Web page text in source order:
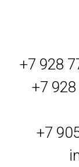
+7 928
+7
+7